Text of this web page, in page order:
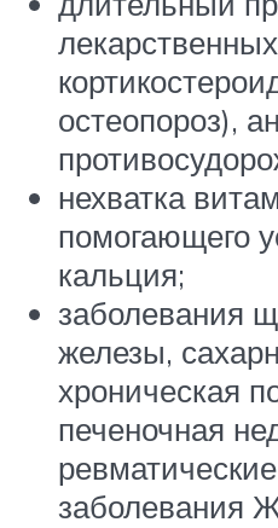
остеопороз),
нехватка
помогающего
кальция;
заболевания
железы,
хроническая
печеночная
заболевания